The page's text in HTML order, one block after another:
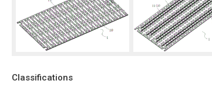
Classifications